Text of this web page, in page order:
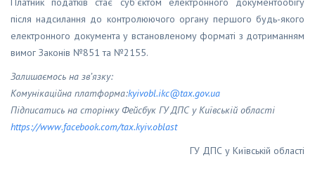
після надсилання до контролюючого органу першого будь-якого
електронного документа у встановленому форматі з дотриманням
вимог Законів №851 та №2155.
Залишаємось на зв’язку:
Комунікаційна платформа:kyivobl.ikc@tax.gov.ua
Підписатись на сторінку Фейсбук ГУ ДПС у Київській області
https://www.facebook.com/tax.kyiv.oblast
ГУ ДПС у Київській області